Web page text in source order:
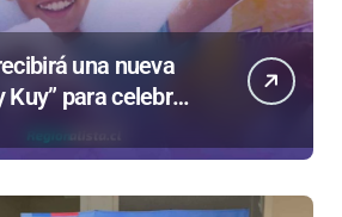
una nueva
Kuy” para celebrar